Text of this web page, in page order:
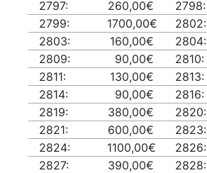
2797:
260,00€ 2798:
2799:
1700,00€ 2802:
2803:
160,00€ 2804:
2809:
90,00€ 2810:
2811:
130,00€ 2813:
2814:
90,00€ 2816:
2819:
380,00€ 2820:
2821:
600,00€ 2823:
2824:
1100,00€ 2826:
2827:
390,00€ 2828: